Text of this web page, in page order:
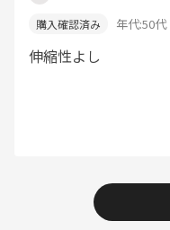
年代:50代
伸縮性よし